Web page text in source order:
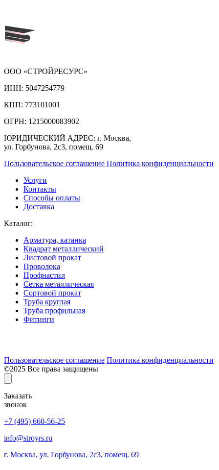
ООО «СТРОЙРЕСУРС»
ИНН: 5047254779
КПП: 773101001
ОГРН: 1215000083902
ЮРИДИЧЕСКИЙ АДРЕС: г. Москва,
ул. Горбунова, 2с3, помещ. 69
Пользовательское соглашение Политика конфиденциальности
Услуги
Контакты
Способы оплаты
Доставка
Каталог:
Арматура, катанка
Квадрат металлический
Листовой прокат
Проволока
Профнастил
Сетка металлическая
Сортовой прокат
Труба круглая
Труба профильная
Фитинги
Пользовательское соглашение Политика конфиденциальности
©2025 Все права защищены
Заказать
звонок
+7 (495) 660-56-25
info@stroyrs.ru
г. Москва, ул. Горбунова, 2с3, помещ. 69